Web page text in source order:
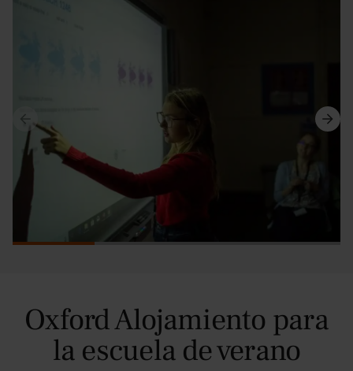
Oxford Alojamiento para
la escuela de verano